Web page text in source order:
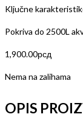
Ključne
Pokriva do 2500L
1,900.00рсд
Nema na zalihama
OPIS